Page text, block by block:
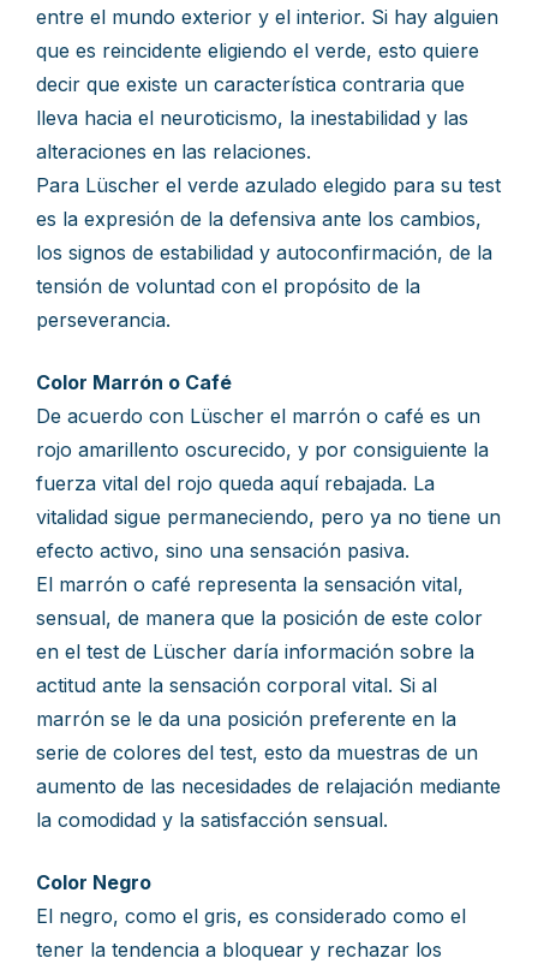
entre el mundo exterior y el interior. Si hay alguien
que es reincidente eligiendo el verde, esto quiere
decir que existe un característica contraria que
lleva hacia el neuroticismo, la inestabilidad y las
alteraciones en las relaciones.
Para Lüscher el verde azulado elegido para su test
es la expresión de la defensiva ante los cambios,
los signos de estabilidad y autoconfirmación, de la
tensión de voluntad con el propósito de la
perseverancia.
Color Marrón o Café
De acuerdo con Lüscher el marrón o café es un
rojo amarillento oscurecido, y por consiguiente la
fuerza vital del rojo queda aquí rebajada. La
vitalidad sigue permaneciendo, pero ya no tiene un
efecto activo, sino una sensación pasiva.
El marrón o café representa la sensación vital,
sensual, de manera que la posición de este color
en el test de Lüscher daría información sobre la
actitud ante la sensación corporal vital. Si al
marrón se le da una posición preferente en la
serie de colores del test, esto da muestras de un
aumento de las necesidades de relajación mediante
la comodidad y la satisfacción sensual.
Color Negro
El negro, como el gris, es considerado como el
tener la tendencia a bloquear y rechazar los